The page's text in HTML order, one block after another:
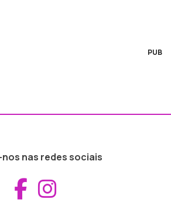
PUB
nas redes sociais
Aceder ao